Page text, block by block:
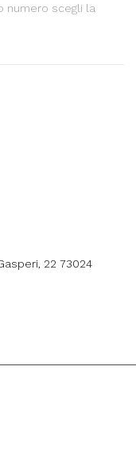
numero scegli la
22 73024